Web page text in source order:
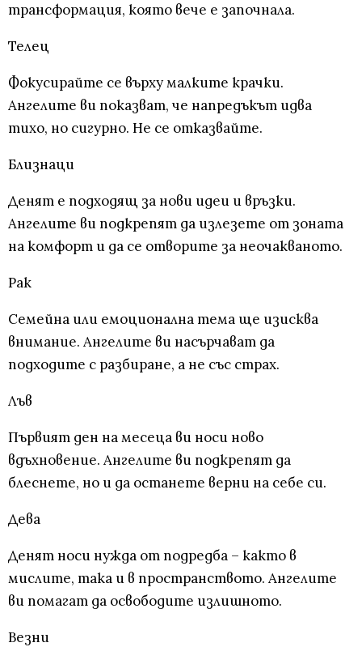
трансформация, която вече е започнала.
Телец
Фокусирайте се върху малките крачки.
Ангелите ви показват, че напредъкът идва
тихо, но сигурно. Не се отказвайте.
Близнаци
Денят е подходящ за нови идеи и връзки.
Ангелите ви подкрепят да излезете от зоната
на комфорт и да се отворите за неочакваното.
Рак
Семейна или емоционална тема ще изисква
внимание. Ангелите ви насърчават да
подходите с разбиране, а не със страх.
Лъв
Първият ден на месеца ви носи ново
вдъхновение. Ангелите ви подкрепят да
блеснете, но и да останете верни на себе си.
Дева
Денят носи нужда от подредба – както в
мислите, така и в пространството. Ангелите
ви помагат да освободите излишното.
Везни